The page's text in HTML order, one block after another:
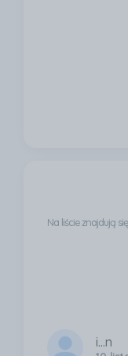
Na liście znajdują
i...n